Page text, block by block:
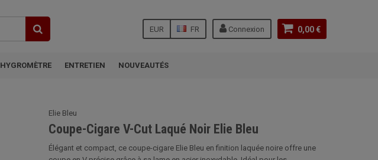
0,00 €
Connexion
FR
EUR
HYGROMÈTRE ENTRETIEN NOUVEAUTÉS
Elie Bleu
Coupe-Cigare V-Cut Laqué Noir Elie Bleu
Élégant et compact, ce coupe-cigare Elie Bleu en finition laquée noire offre une